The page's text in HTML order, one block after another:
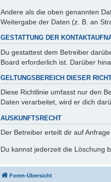
Andere als die oben genannten
Weitergabe der Daten (z. B. an
GESTATTUNG DER
Du gestattest dem Betreiber
Board erforderlich ist. Darüber
GELTUNGSBEREICH DIESER
Diese Richtlinie umfasst nur den
Daten verarbeitet, wird er dich
AUSKUNFTSRECHT
Der Betreiber erteilt dir auf
Du kannst jederzeit die Löschung
Foren-Übersicht